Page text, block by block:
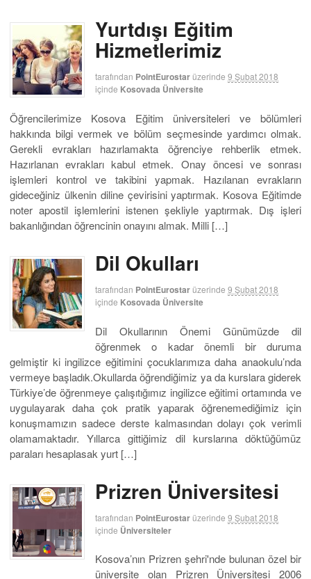
Yurtdışı Eğitim
Hizmetlerimiz
tarafından PointEurostarüzerinde 9 Şubat 2018
içinde Kosovada Üniversite
Öğrencilerimize Kosova Eğitim üniversiteleri ve bölümleri
hakkında bilgi vermek ve bölüm seçmesinde yardımcı olmak.
Gerekli evrakları hazırlamakta öğrenciye rehberlik etmek.
Hazırlanan evrakları kabul etmek. Onay öncesi ve sonrası
işlemleri kontrol ve takibini yapmak. Hazılanan evrakların
gideceğiniz ülkenin diline çevirisini yaptırmak. Kosova Eğitimde
noter apostil işlemlerini istenen şekliyle yaptırmak. Dış işleri
bakanlığından öğrencinin onayını almak. Milli […]
Dil Okulları
tarafından PointEurostarüzerinde 9 Şubat 2018
içinde Kosovada Üniversite
Dil Okullarının Önemi Günümüzde dil
öğrenmek o kadar önemli bir duruma
gelmiştir ki ingilizce eğitimini çocuklarımıza daha anaokulu’nda
vermeye başladık.Okullarda öğrendiğimiz ya da kurslara giderek
Türkiye’de öğrenmeye çalışıtığımız ingilizce eğitimi ortamında ve
uygulayarak daha çok pratik yaparak öğrenemediğimiz için
konuşmamızın sadece derste kalmasından dolayı çok verimli
olamamaktadır. Yıllarca gittiğimiz dil kurslarına döktüğümüz
paraları hesaplasak yurt […]
Prizren Üniversitesi
tarafından PointEurostarüzerinde 9 Şubat 2018
içinde Üniversiteler
Kosova’nın Prizren şehri'nde bulunan özel bir
üniversite olan Prizren Üniversitesi 2006